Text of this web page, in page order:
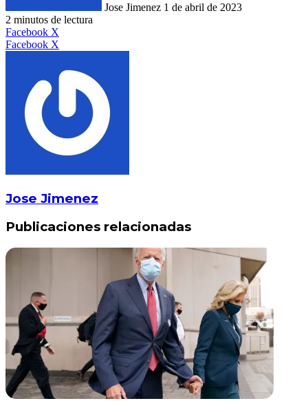
Jose Jimenez 1 de abril de 2023
2 minutos de lectura
Facebook X
electrónico
Facebook X
correo
electrónico
Jose Jimenez
Publicaciones relacionadas